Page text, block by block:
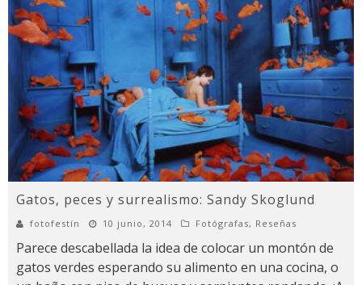
Gatos, peces y surrealismo: Sandy Skoglund
fotofestín 10 junio, 2014 Fotógrafas, Reseñas
Parece descabellada la idea de colocar un montón de
gatos verdes esperando su alimento en una cocina, o